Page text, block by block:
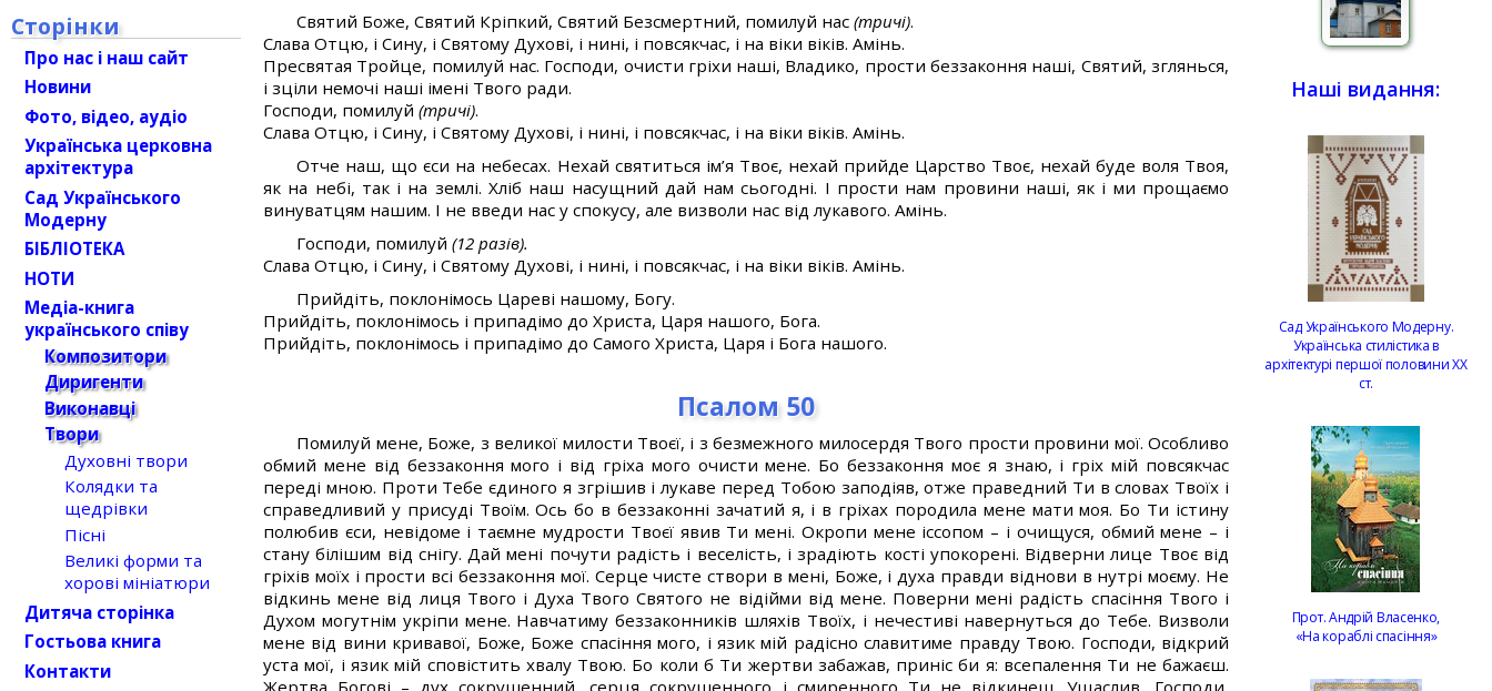
Святий Боже, Святий Кріпкий, Святий Безсмертний, помилуй нас(тричі).
Слава Отцю, і Сину, і Святому Духові, і нині, і повсякчас, і на віки віків. Амінь.
Пресвятая Тройце, помилуй нас. Господи, очисти гріхи наші, Владико, прости беззаконня наші, Святий, зглянься,
і зціли немочі наші імені Твого ради.
Господи, помилуй(тричі).
Слава Отцю, і Сину, і Святому Духові, і нині, і повсякчас, і на віки віків. Амінь.
Отче наш, що єси на небесах. Нехай святиться ім’я Твоє, нехай прийде Царство Твоє, нехай буде воля Твоя,
як на небі, так і на землі. Хліб наш насущний дай нам сьогодні. І прости нам провини наші, як і ми прощаємо
винуватцям нашим. І не введи нас у спокусу, але визволи нас від лукавого. Амінь.
Господи, помилуй(12 разів).
Слава Отцю, і Сину, і Святому Духові, і нині, і повсякчас, і на віки віків. Амінь.
Прийдіть, поклонімось Цареві нашому, Богу.
Прийдіть, поклонімось і припадімо до Христа, Царя нашого, Бога.
Прийдіть, поклонімось і припадімо до Самого Христа, Царя і Бога нашого.
Псалом 50
Помилуй мене, Боже, з великої милости Твоєї, і з безмежного милосердя Твого прости провини мої. Особливо
обмий мене від беззаконня мого і від гріха мого очисти мене. Бо беззаконня моє я знаю, і гріх мій повсякчас
переді мною. Проти Тебе єдиного я згрішив і лукаве перед Тобою заподіяв, отже праведний Ти в словах Твоїх і
справедливий у присуді Твоїм. Ось бо в беззаконні зачатий я, і в гріхах породила мене мати моя. Бо Ти істину
полюбив єси, невідоме і таємне мудрости Твоєї явив Ти мені. Окропи мене іссопом – і очищуся, обмий мене – і
стану білішим від снігу. Дай мені почути радість і веселість, і зрадіють кості упокорені. Відверни лице Твоє від
гріхів моїх і прости всі беззаконня мої. Серце чисте створи в мені, Боже, і духа правди віднови в нутрі моєму. Не
відкинь мене від лиця Твого і Духа Твого Святого не відійми від мене. Поверни мені радість спасіння Твого і
Духом могутнім укріпи мене. Навчатиму беззаконників шляхів Твоїх, і нечестиві навернуться до Тебе. Визволи
мене від вини кривавої, Боже, Боже спасіння мого, і язик мій радісно славитиме правду Твою. Господи, відкрий
уста мої, і язик мій сповістить хвалу Твою. Бо коли б Ти жертви забажав, приніс би я: всепалення Ти не бажаєш.
Жертва Богові – дух сокрушенний, серця сокрушенного і смиренного Ти не відкинеш. Ущаслив, Господи,
Сторінки
Про нас і наш сайт
Новини
Фото, відео, аудіо
Українська церковна
архітектура
Сад Українського
Модерну
БІБЛІОТЕКА
НОТИ
Медіа-книга
українського співу
Композитори
Диригенти
Виконавці
Твори
Духовні твори
Колядки та
щедрівки
Пісні
Великі форми та
хорові мініатюри
Дитяча сторінка
Гостьова книга
Контакти
Наші видання:
Сад Українського Модерну.
Українська стилістика в
архітектурі першої половини ХХ
ст.
Прот. Андрій Власенко,
«На кораблі спасіння»